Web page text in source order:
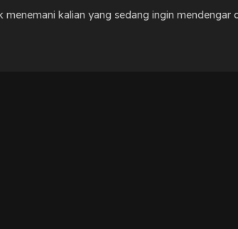
menemani kalian yang sedang ingin